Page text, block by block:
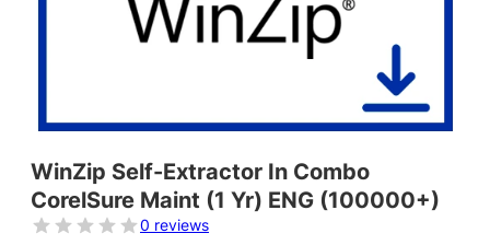
WinZip Self-Extractor In Combo
CorelSure Maint (1 Yr) ENG (100000+)
0 reviews